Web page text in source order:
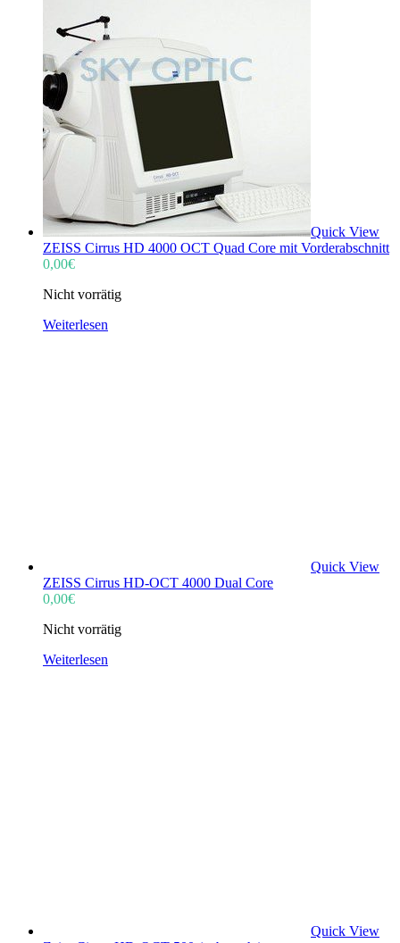
Quick View
ZEISS Cirrus HD 4000 OCT Quad Core mit Vorderabschnitt
0,00€
Nicht vorrätig
Weiterlesen
Quick View
ZEISS Cirrus HD-OCT 4000 Dual Core
0,00€
Nicht vorrätig
Weiterlesen
Quick View